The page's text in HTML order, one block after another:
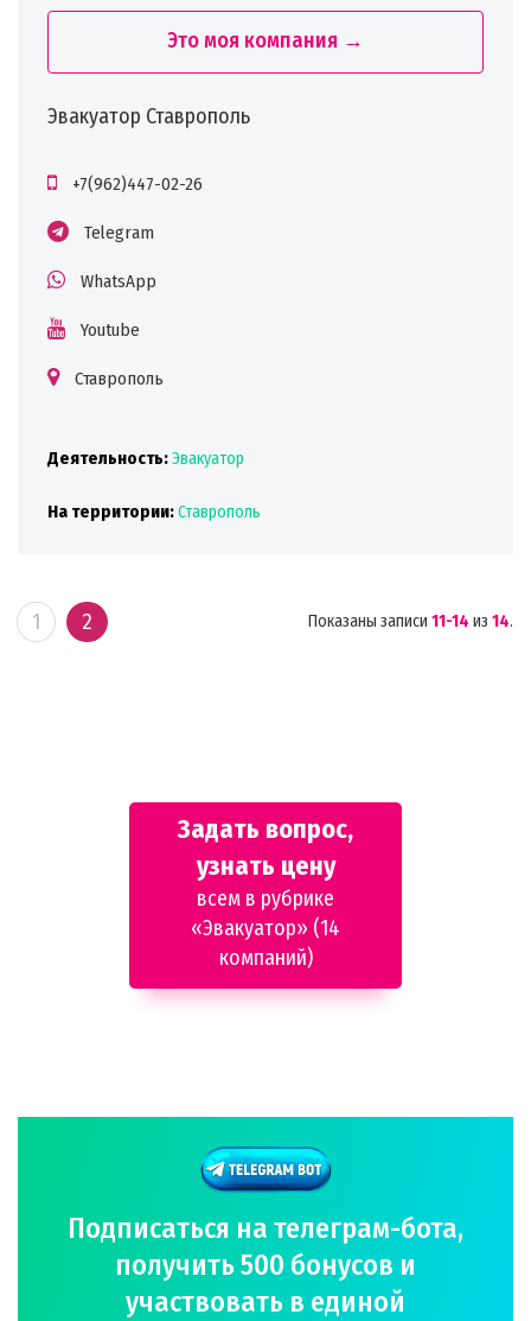
Это моя компания →
Эвакуатор Ставрополь
+7(962)447-02-26
Telegram
WhatsApp
Youtube
Ставрополь
Деятельность:Эвакуатор
На территории:Ставрополь
1 2 Показаны записи 11-14 из 14.
Задать вопрос,
узнать цену
всем в рубрике
«Эвакуатор» (14
компаний)
Подписаться на телеграм-бота,
получить 500 бонусов и
участвовать в единой